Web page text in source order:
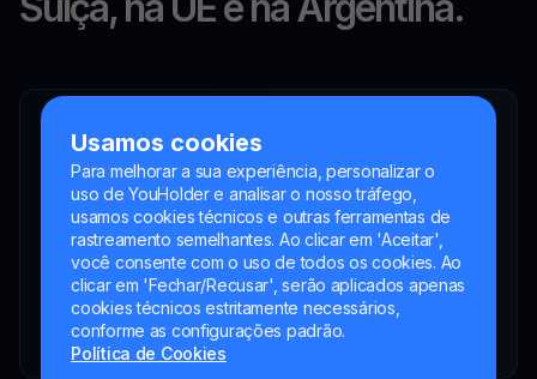
Usamos cookies
Para melhorar a sua experiência, personalizar o
uso de YouHolder e analisar o nosso tráfego,
usamos cookies técnicos e outras ferramentas de
rastreamento semelhantes. Ao clicar em 'Aceitar',
você consente com o uso de todos os cookies. Ao
clicar em 'Fechar/Recusar', serão aplicados apenas
cookies técnicos estritamente necessários,
conforme as configurações padrão.
Política de Cookies
YouHodler SA
YouHodler Italy S.R.L.
Registered as a VASP with the OAM
YouHodler SA
Registrada como VASP no Banco de España
YouHodler SA Sucursal na Argentina.
Registrada como VASP junto à CNV.